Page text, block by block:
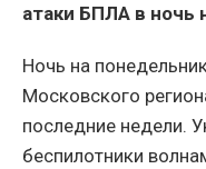
атаки БПЛА в ночь
Ночь на
Московского
последние недели.
беспилотники